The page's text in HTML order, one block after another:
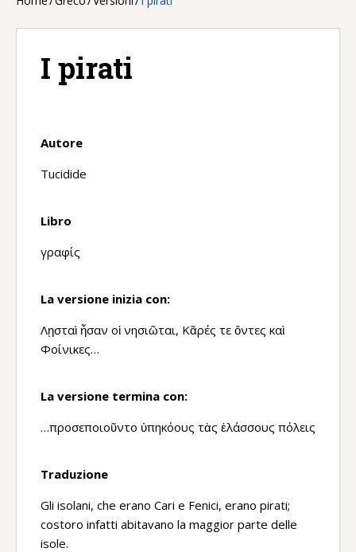
I pirati
Autore
Tucidide
Libro
γραφίς
La versione inizia con:
Λῃσταὶ ἦσαν οἱ νησιῶται, Κᾶρές τε ὄντες καὶ
Φοίνικες…
La versione termina con:
…προσεποιοῦντο ὑπηκόους τὰς ἐλάσσους πόλεις
Traduzione
Gli isolani, che erano Cari e Fenici, erano pirati;
costoro infatti abitavano la maggior parte delle
isole.